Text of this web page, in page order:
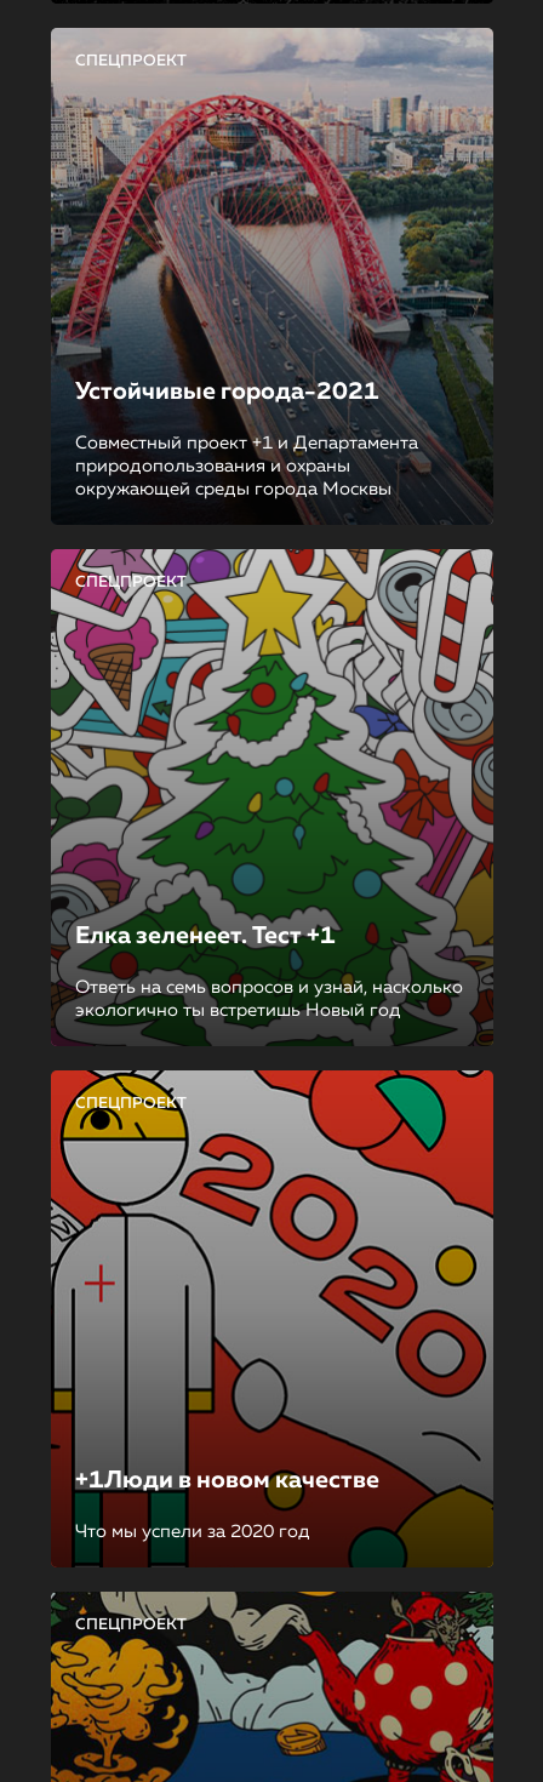
СПЕЦПРОЕКТ
Устойчивые города-2021
Совместный проект +1 и Департамента
природопользования и охраны
окружающей среды города Москвы
СПЕЦПРОЕКТ
Елка зеленеет. Тест +1
Ответь на семь вопросов и узнай, насколько
экологично ты встретишь Новый год
СПЕЦПРОЕКТ
+1Люди в новом качестве
Что мы успели за 2020 год
СПЕЦПРОЕКТ